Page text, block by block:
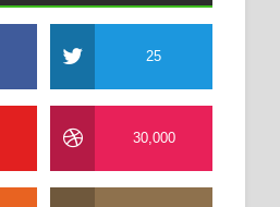
25
30,000